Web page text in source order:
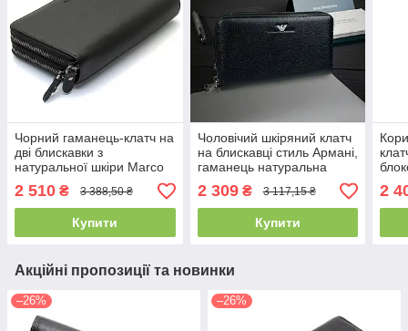
Чорний гаманець-клатч на
дві блискавки з
натуральної шкіри Marco
Coverna B-5902B-1Q
2 510 ₴ 3 388,50 ₴
Купити
Чоловічий шкіряний клатч
на блискавці стиль Армані,
гаманець натуральна
шкіра чорний у коробці
Armani
2 309₴ 3 117,15 ₴
Купити
2
Акційні пропозиції та новинки
–26% –26%